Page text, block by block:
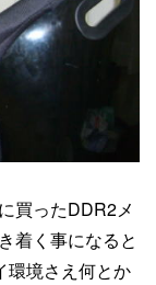
買ったDDR2メ
着く事になると
環境さえ何とか